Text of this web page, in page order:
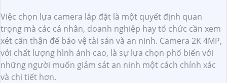
Việc chọn lựa camera lắp đặt là một quyết định quan
trọng mà các cá nhân, doanh nghiệp hay tổ chức cần xem
xét cẩn thận để bảo vệ tài sản và an ninh. Camera 2K 4MP,
với chất lượng hình ảnh cao, là sự lựa chọn phổ biến với
những người muốn giám sát an ninh một cách chính xác
và chi tiết hơn.